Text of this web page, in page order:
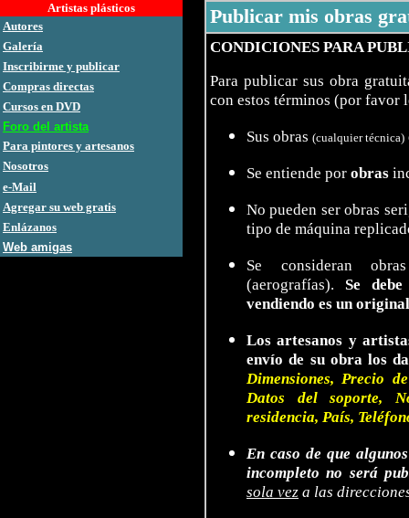
Artistas plásticos
Autores
Galería
Inscribirme y publicar
Compras directas
Cursos en DVD
Foro del artista
Para pintores y artesanos
Nosotros
e-Mail
Agregar su web gratis
Enlázanos
Web amigas
Publicar mis obras
CONDICIONES PARA
Para publicar sus obra
con estos términos (por favor
Sus obras (cualquier técnica)
Se entiende por obras
No pueden ser obras
tipo de máquina
Se consideran
(aerografías). Se
vendiendo es un
Los artesanos y
envío de su obra los
Dimensiones, Precio
Datos del soporte,
residencia, País,
En caso de que
incompleto no será
sola vez a las